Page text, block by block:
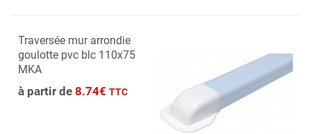
Traversée mur arrondie
goulotte pvc blc 110x75
MKA
à partir de 8.74€ TTC